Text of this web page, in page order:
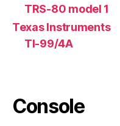
TRS-80 model 1
Texas Instruments
TI-99/4A
Console